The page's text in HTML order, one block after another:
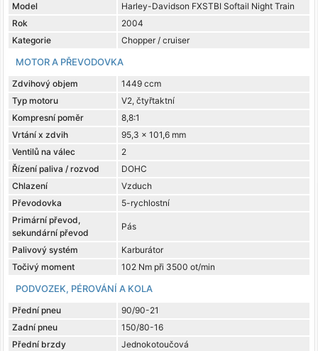
Model
Harley-Davidson FXSTBI Softail Night Train
Rok
2004
Kategorie
Chopper / cruiser
MOTOR A PŘEVODOVKA
Zdvihový objem
1449 ccm
Typ motoru
V2, čtyřtaktní
Kompresní poměr
8,8:1
Vrtání x zdvih
95,3 x 101,6 mm
Ventilů na válec
2
Řízení paliva / rozvod
DOHC
Chlazení
Vzduch
Převodovka
5-rychlostní
Primární převod,
sekundární převod
Pás
Palivový systém
Karburátor
Točivý moment
102 Nm při 3500 ot/min
PODVOZEK, PÉROVÁNÍ A KOLA
Přední pneu
90/90-21
Zadní pneu
150/80-16
Přední brzdy
Jednokotoučová